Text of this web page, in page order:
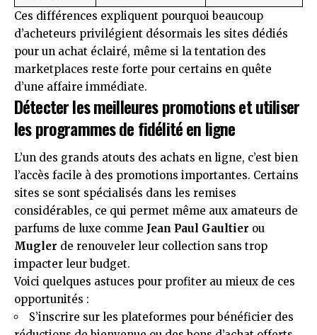
Ces différences expliquent pourquoi beaucoup
d’acheteurs privilégient désormais les sites dédiés
pour un achat éclairé, même si la tentation des
marketplaces reste forte pour certains en quête
d’une affaire immédiate.
Détecter les meilleures promotions et utiliser
les programmes de fidélité en ligne
L’un des grands atouts des achats en ligne, c’est bien
l’accès facile à des promotions importantes. Certains
sites se sont spécialisés dans les remises
considérables, ce qui permet même aux amateurs de
parfums de luxe comme Jean Paul Gaultier ou
Mugler de renouveler leur collection sans trop
impacter leur budget.
Voici quelques astuces pour profiter au mieux de ces
opportunités :
S’inscrire sur les plateformes pour bénéficier des